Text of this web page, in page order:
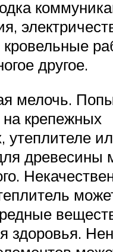
кровельные
другое.
мелочь.
на крепежных
утеплителе
древесины
здоровья.